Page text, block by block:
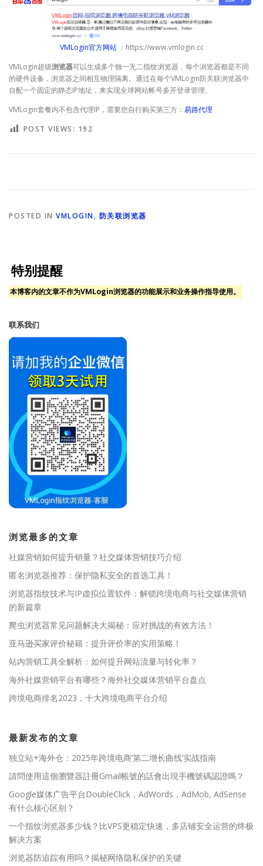
VMLogin官方网站：https://www.vmlogin.cc
VMLogin超级浏览器可以生成多个独一无二指纹浏览器，每个浏览器都是不同
的硬件设备，浏览器之间相互物理隔离。通过在每个VMLogin防关联浏览器中
自配一个固定的静态IP地址，来实现全球网站帐号多开登录管理。
VMLogin套餐内不包含代理IP，需要您自行购买第三方： 易路代理
POST VIEWS: 192
POSTED IN VMLOGIN, 防关联浏览器
特别提醒
本博客内的文章不作为VMLogin浏览器的功能展示和业务操作指导使用。
联系我们
浏览最多的文章
社媒营销如何提升销量？社交媒体营销技巧介绍
匿名浏览器推荐：保护隐私安全的首选工具！
浏览器指纹技术与IP虚拟位置软件：解锁跨境电商与社交媒体营销
的新篇章
爬虫浏览器常见问题解决大揭秘：应对挑战的有效方法！
亚马逊买家评价秘籍：提升评价率的实用策略！
站内营销工具全解析：如何提升网站流量与转化率？
海外社媒营销平台有哪些？海外社交媒体营销平台盘点
跨境电商排名2023，十大跨境电商平台介绍
最新发布的文章
独立站+海外仓：2025年跨境电商’第二增长曲线’实战指南
請問使用這個瀏覽器註冊Gmail帳號的話會出現手機號碼認證嗎？
Google媒体广告平台DoubleClick，AdWords，AdMob, AdSense
有什么核心区别？
一个指纹浏览器多少钱？比VPS更稳定快速，多店铺安全运营的终极
解决方案
浏览器防追踪有用吗？揭秘网络隐私保护的关键